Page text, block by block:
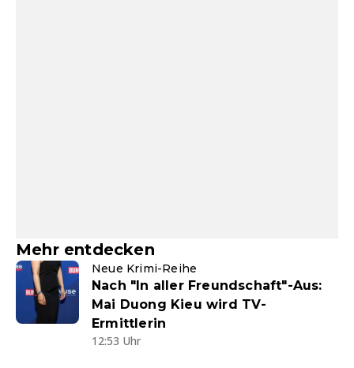
Mehr entdecken
Neue Krimi-Reihe
Nach "In aller Freundschaft"-Aus:
Mai Duong Kieu wird TV-
Ermittlerin
12:53 Uhr